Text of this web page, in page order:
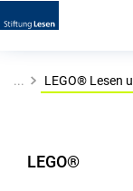
... LEGO® Lesen
LEGO®